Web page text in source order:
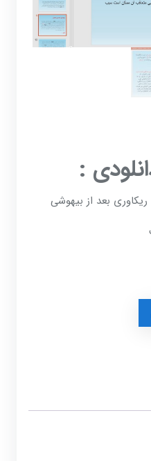
:
بعد از بیهوشی